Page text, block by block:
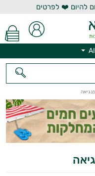
להיום ❤️ לפרטים